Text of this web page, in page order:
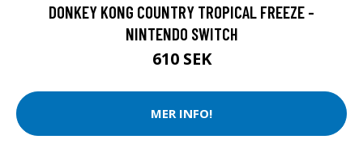
DONKEY KONG COUNTRY TROPICAL FREEZE -
NINTENDO SWITCH
610 SEK
MER INFO!